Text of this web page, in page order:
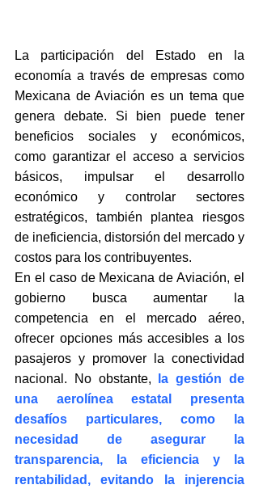
La participación del Estado en la
economía a través de empresas como
Mexicana de Aviación es un tema que
genera debate. Si bien puede tener
beneficios sociales y económicos,
como garantizar el acceso a servicios
básicos, impulsar el desarrollo
económico y controlar sectores
estratégicos, también plantea riesgos
de ineficiencia, distorsión del mercado y
costos para los contribuyentes.
En el caso de Mexicana de Aviación, el
gobierno busca aumentar la
competencia en el mercado aéreo,
ofrecer opciones más accesibles a los
pasajeros y promover la conectividad
nacional. No obstante,
la gestión de
una aerolínea estatal presenta
desafíos particulares, como la
necesidad de asegurar la
transparencia, la eficiencia y la
rentabilidad, evitando la injerencia